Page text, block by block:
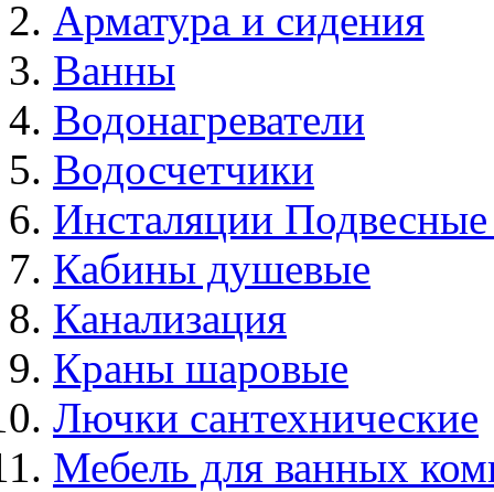
Арматура и сидения
Ванны
Водонагреватели
Водосчетчики
Инсталяции
Кабины душевые
Канализация
Краны шаровые
Лючки сантехнические
Мебель для ванных